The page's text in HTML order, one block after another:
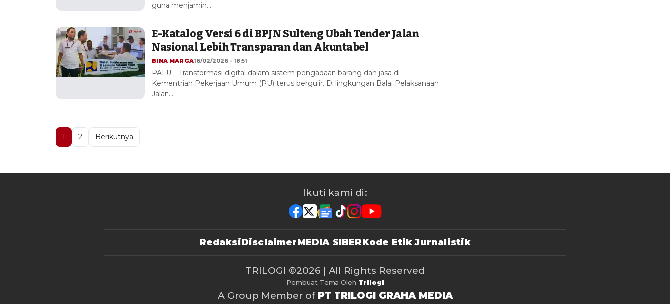
guna menjamin…
E-Katalog Versi 6 di BPJN Sulteng Ubah Tender Jalan
Nasional Lebih Transparan dan Akuntabel
BINA MARGA16/02/2026 - 18:51
PALU – Transformasi digital dalam sistem pengadaan barang dan jasa di
Kementrian Pekerjaan Umum (PU) terus bergulir. Di lingkungan Balai Pelaksanaan
Jalan…
1 2 Berikutnya
Ikuti kami di:
RedaksiDisclaimerMEDIA SIBERKode Etik Jurnalistik
TRILOGI ©2026 | All Rights Reserved
Pembuat Tema Oleh Trilogi
A Group Member of PT TRILOGI GRAHA MEDIA